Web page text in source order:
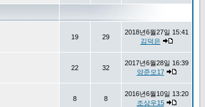
19 29
2018년6월27일 15:41
김덕은
22 32
2017년6월28일 16:39
양준모17
8 8
2016년6월10일 13:20
조상우15